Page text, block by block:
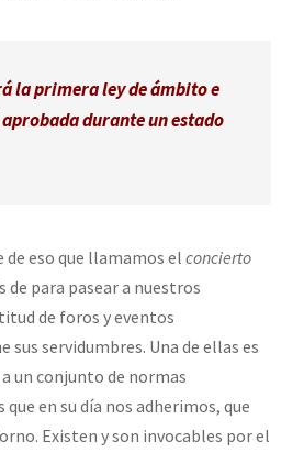
la primera ley de ámbito e
durante un estado
de eso que llamamos el concierto
de para pasear a nuestros
de foros y eventos
servidumbres. Una de ellas es
un conjunto de normas
en su día nos adherimos, que
Existen y son invocables por el